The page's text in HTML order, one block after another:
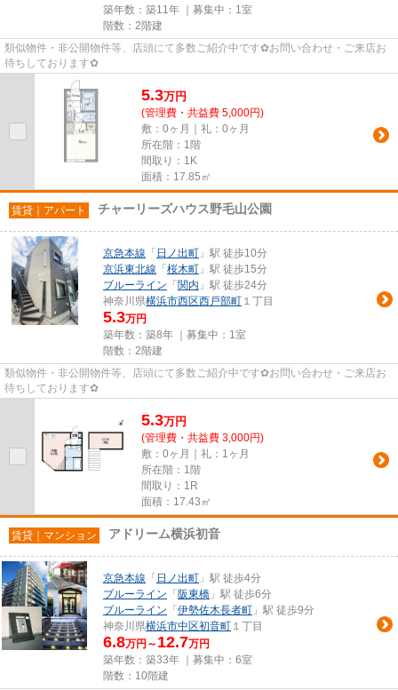
築年数：築11年 ｜募集中： 1室
階数：2階建
類似物件・非公開物件等、店頭にて多数ご紹介中です✿お問い合わせ・ご来店お
待ちしております✿
5.3万円
(管理費・共益費 5,000円)
敷：0ヶ月｜礼：0ヶ月
所在階：1階
間取り：1K
面積：17.85㎡
賃貸｜アパート チャーリーズハウス野毛山公園
京急本線 「 日ノ出町 」駅 徒歩10分
京浜東北線 「 桜木町 」駅 徒歩15分
ブルーライン 「 関内 」駅 徒歩24分
神奈川県横浜市西区西戸部町 １丁目
5.3万円
築年数：築8年 ｜募集中： 1室
階数：2階建
類似物件・非公開物件等、店頭にて多数ご紹介中です✿お問い合わせ・ご来店お
待ちしております✿
5.3万円
(管理費・共益費 3,000円)
敷：0ヶ月｜礼：1ヶ月
所在階：1階
間取り：1R
面積：17.43㎡
賃貸｜マンション アドリーム横浜初音
京急本線 「 日ノ出町 」駅 徒歩4分
ブルーライン 「 阪東橋 」駅 徒歩6分
ブルーライン 「 伊勢佐木長者町 」駅 徒歩9分
神奈川県横浜市中区初音町 １丁目
6.8万円～ 12.7万円
築年数：築33年 ｜募集中： 6室
階数：10階建